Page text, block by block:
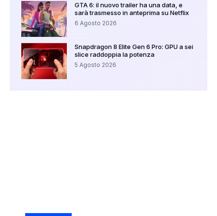
GTA 6: il nuovo trailer ha una data, e
sarà trasmesso in anteprima su Netflix
6 Agosto 2026
Snapdragon 8 Elite Gen 6 Pro: GPU a sei
slice raddoppia la potenza
5 Agosto 2026